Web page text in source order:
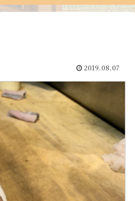
2019.08.07